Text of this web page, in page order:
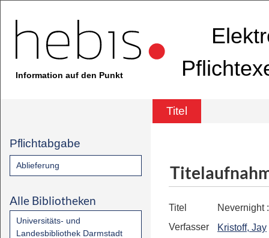
Information auf den Punkt
Titel
Pflichtabgabe
Ablieferung
Alle Bibliotheken
Universitäts- und
Landesbibliothek Darmstadt
Titel Nevernight
Verfasser
Kristoff, Jay